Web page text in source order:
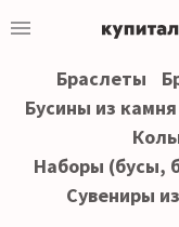
Браслеты
Бусины из
Наборы (бусы,
Сувениры